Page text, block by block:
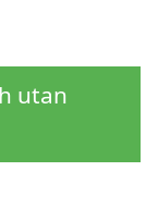
utan